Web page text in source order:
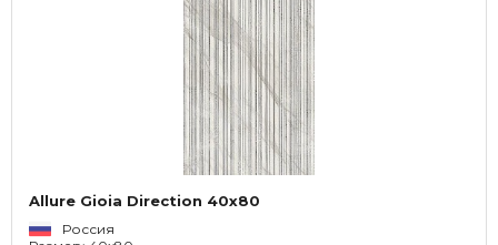
Allure Gioia Direction 40x80
Россия